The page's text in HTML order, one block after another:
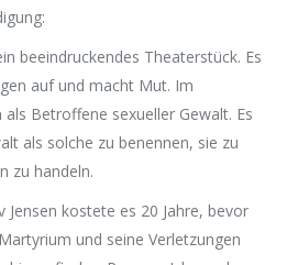
beeindruckendes Theaterstück. Es
auf und macht Mut. Im
Betroffene sexueller Gewalt. Es
als solche zu benennen, sie zu
zu handeln.
kostete es 20 Jahre, bevor
und seine Verletzungen